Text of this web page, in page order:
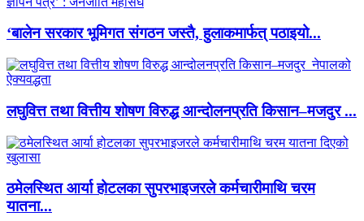
‘बालेन सरकार भूमिगत संगठन जस्तै, हुलाकमार्फत् पठाइयो...
लघुवित्त तथा वित्तीय शोषण विरुद्ध आन्दोलनप्रति किसान–मजदुर ...
ठमेलस्थित आर्या होटलका सुपरभाइजरले कर्मचारीमाथि चरम
यातना...